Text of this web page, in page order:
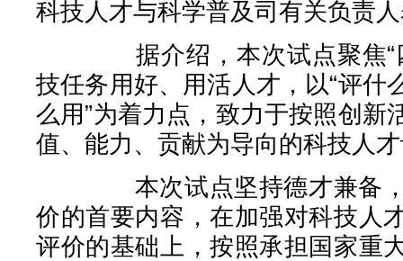
科技人才与科学普及司有关负责
据介绍，本次试点聚焦“四
技任务用好、用活人才，以“评什
么用”为着力点，致力于按照创新
值、能力、贡献为导向的科技人
本次试点坚持德才兼备，
价的首要内容，在加强对科技人
评价的基础上，按照承担国家重